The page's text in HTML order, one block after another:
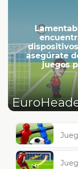
asegúrate
juegos